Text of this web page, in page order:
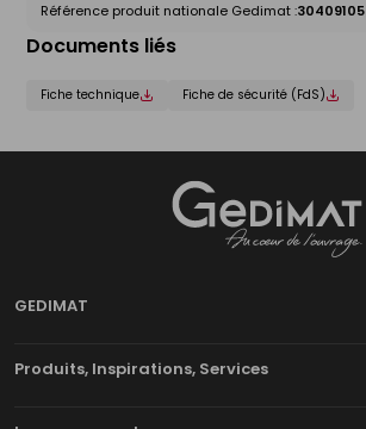
Référence produit nationale Gedimat :30409105
Documents liés
Fiche technique Fiche de sécurité (FdS)
GEDIMAT
Produits, Inspirations, Services